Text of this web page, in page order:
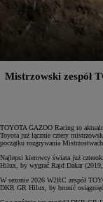
Mistrzowski zespół
TOYOTA GAZOO Racing to
Toyota już łącznie cztery
początku rozgrywania
Najlepsi kierowcy świata już
Hilux, by wygrać Rajd Dakar
W sezonie 2026 W2RC zespół
DKR GR Hilux, by bronić osiągnięć